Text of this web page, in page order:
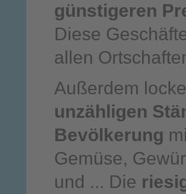
günstigeren
Diese
allen
Außerdem
unzähligen
Bevölkerung
Gemüse,
und ... Die